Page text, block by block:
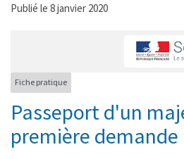
Publié le 8 janvier 2020
Fiche pratique
Passeport d'un
première demande